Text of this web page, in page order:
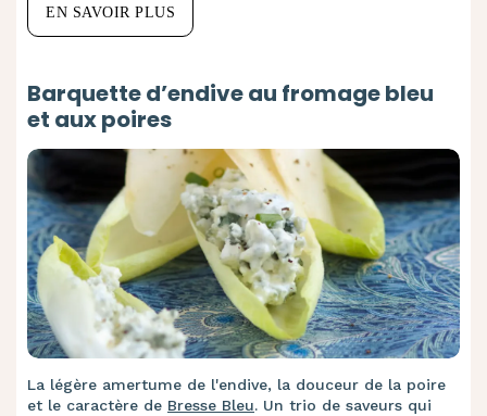
EN SAVOIR PLUS
Barquette d’endive au fromage bleu
et aux poires
La légère amertume de l'endive, la douceur de la poire
et le caractère de Bresse Bleu. Un trio de saveurs qui